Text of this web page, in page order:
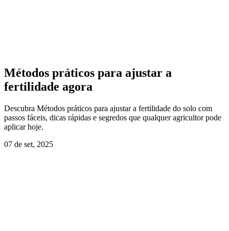
Métodos práticos para ajustar a
fertilidade agora
Descubra Métodos práticos para ajustar a fertilidade do solo com
passos fáceis, dicas rápidas e segredos que qualquer agricultor pode
aplicar hoje.
07 de set, 2025